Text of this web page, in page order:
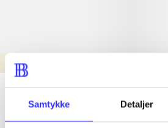
Samtykke Detaljer
Nyhed